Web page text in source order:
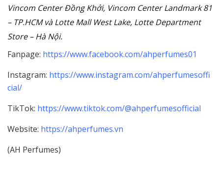
Vincom Center Đồng Khởi, Vincom Center Landmark 81
– TP.HCM và Lotte Mall West Lake, Lotte Department
Store – Hà Nội.
Fanpage: https://www.facebook.com/ahperfumes01
Instagram: https://www.instagram.com/ahperfumesoffi
cial/
TikTok: https://www.tiktok.com/@ahperfumesofficial
Website: https://ahperfumes.vn
(AH Perfumes)